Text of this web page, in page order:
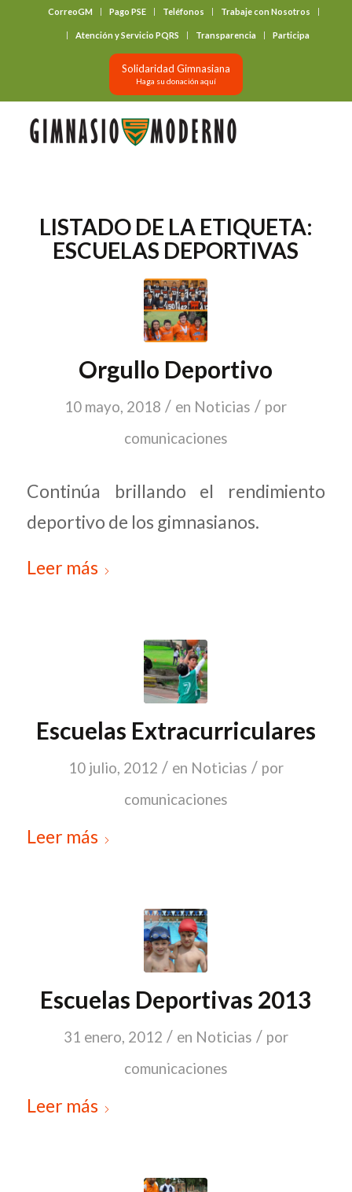
CorreoGM Pago PSE Teléfonos Trabaje con Nosotros
Atención y Servicio PQRS Transparencia Participa
Solidaridad Gimnasiana
Haga su donación aquí
LISTADO DE LA ETIQUETA:
ESCUELAS DEPORTIVAS
Orgullo Deportivo
10 mayo, 2018 / en Noticias / por
comunicaciones
Continúa brillando el rendimiento
deportivo de los gimnasianos.
Leer más
Escuelas Extracurriculares
10 julio, 2012 / en Noticias / por
comunicaciones
Leer más
Escuelas Deportivas 2013
31 enero, 2012 / en Noticias / por
comunicaciones
Leer más